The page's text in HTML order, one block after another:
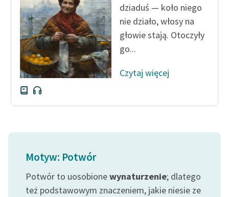
dziaduś — koło niego
nie działo, włosy na
głowie stają. Otoczyły
go...
Czytaj więcej
Motyw: Potwór
Potwór to uosobionewynaturzenie; dlatego
też podstawowym znaczeniem, jakie niesie ze